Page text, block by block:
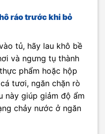
ráo trước khi bỏ
tủ, hãy lau khô bề
và ngưng tụ thành
phẩm hoặc hộp
tươi, ngăn chặn rò
này giúp giảm độ ẩm
chảy nước ở ngăn